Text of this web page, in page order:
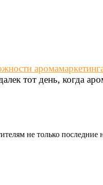
тот день, когда
не только последние